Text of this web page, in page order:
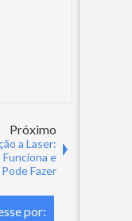
Próximo
a Laser:
Funciona e
Fazer
por: